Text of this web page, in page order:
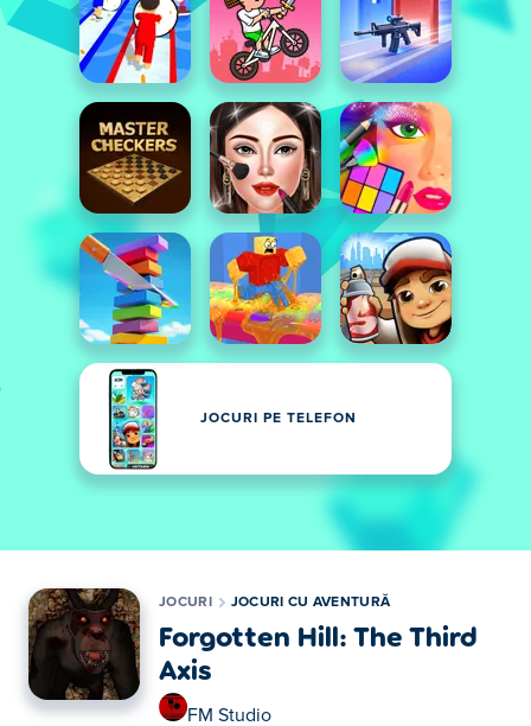
JOCURI PE TELEFON
JOCURI JOCURI CU AVENTURĂ
Forgotten Hill: The Third
Axis
FM Studio